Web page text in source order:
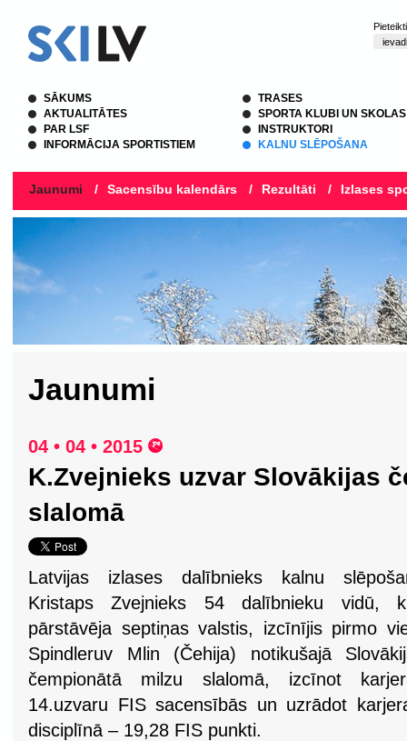
SĀKUMS
AKTUALITĀTES
PAR LSF
INFORMĀCIJA SPORTISTIEM
TRASES
SPORTA KLUBI UN SKOLAS
INSTRUKTORI
KALNU SLĒPOŠANA
Jaunumi / Sacensību kalendārs / Rezultāti / Izlases
Jaunumi
04 • 04 • 2015
K.Zvejnieks uzvar Slovākijas
slalomā
Latvijas izlases dalībnieks kalnu
Kristaps Zvejnieks 54 dalībnieku vidū,
pārstāvēja septiņas valstis, izcīnījis pirmo
Spindleruv Mlin (Čehija) notikušajā
čempionātā milzu slalomā, izcīnot
14.uzvaru FIS sacensībās un uzrādot
disciplīnā – 19,28 FIS punkti.